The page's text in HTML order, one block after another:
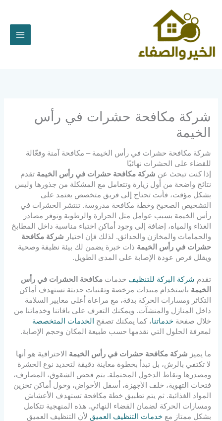
المحتوى
شركة مكافحة حشرات في رأس
الخيمة
شركة مكافحة حشرات في رأس الخيمة – مكافحة آمنة وفعّالة
للقضاء على الحشرات نهائيًا
إذا كنت تبحث عن شركة مكافحة حشرات في رأس الخيمة تقدم
نتائج واضحة من أول زيارة وتتعامل مع المشكلة من جذورها وليس
بشكل مؤقت، فأنت تحتاج إلى فريق متخصص يعتمد على
التشخيص الصحيح وخطة مكافحة مدروسة. تنتشر الحشرات في
رأس الخيمة بسبب عوامل مثل الحرارة والرطوبة وتوفر مصادر
الغذاء والمياه، إضافة إلى وجود أماكن اختباء مناسبة داخل المطابخ
والحمامات والمخازن والحدائق. لذلك فإن اختيار شركة مكافحة
حشرات في رأس الخيمة ذات خبرة يضمن لك بيئة نظيفة وصحية
ويقلل فرص عودة الإصابة على المدى الطويل.
تقدم شركة البركة للتنظيف خدماتمكافحة الحشرات في رأس
الخيمة باستخدام مبيدات مرخصة وتقنيات حديثة تستهدف أماكن
التكاثر ومسارات الحركة بدقة، مع مراعاة أعلى معايير السلامة
داخل المنازل والمنشآت. ويمكنك التعرف على باقاتنا وخدماتنا من
خلال صفحةخدماتنا، كما يمكنك تصفح
الخدمات المتخصصة
لمعرفة الحلول التي نقدمها حسب طبيعة المكان وحجم الإصابة.
ما يميز شركة مكافحة حشرات في رأس الخيمة الاحترافية هو أنها
لا تكتفي بالرش، بل تبدأ بخطوة معاينة دقيقة لتحديد نوع الحشرة
ومصدرها ونقاط الدخول المحتملة. يتم فحص الشقوق، المصارف،
فتحات التهوية، خلف الأجهزة، أسفل الأحواض، وحول أماكن تخزين
المواد الغذائية. ثم يتم تطبيق خطة مكافحة تستهدف الأعشاش
ومسارات الحركة لضمان القضاء النهائي. هذه المنهجية تتكامل
بشكل ممتاز معخدمات التنظيف العميق لأن التنظيف العميق